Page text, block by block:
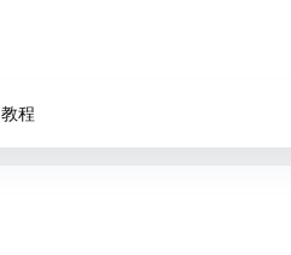
教程